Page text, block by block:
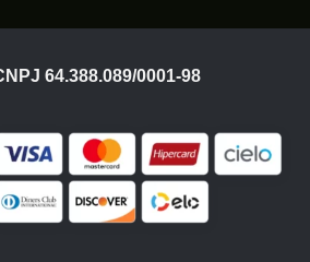
64.388.089/0001-98